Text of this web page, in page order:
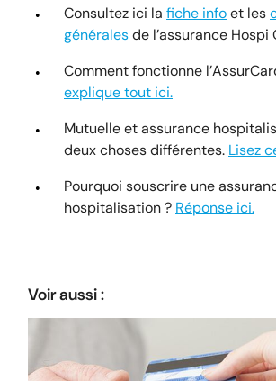
Consultez ici la fiche infoet les
généralesde l’assurance Hospi
Comment fonctionne
explique tout ici.
Mutuelle et assurance
deux choses différentes. Lisez
Pourquoi souscrire une
hospitalisation ? Réponse ici.
Voir aussi :